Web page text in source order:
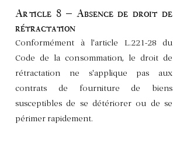
Article 8 – Absence de droit de
rétractation
Conformément à l'article L.221-28 du
Code de la consommation, le droit de
rétractation ne s'applique pas aux
contrats de fourniture de biens
susceptibles de se détériorer ou de se
périmer rapidement.